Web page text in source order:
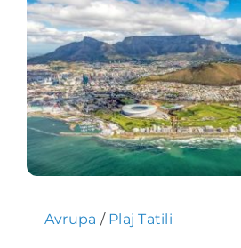
Avrupa / Plaj Tatili